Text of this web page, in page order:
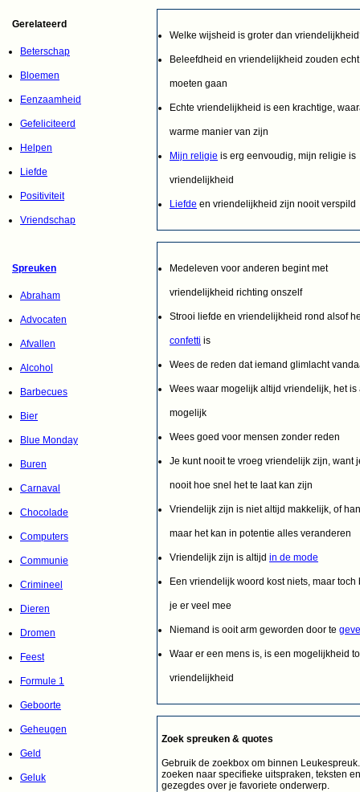
Gerelateerd
Beterschap
Bloemen
Eenzaamheid
Gefeliciteerd
Helpen
Liefde
Positiviteit
Vriendschap
Spreuken
Abraham
Advocaten
Afvallen
Alcohol
Barbecues
Bier
Blue Monday
Buren
Carnaval
Chocolade
Computers
Communie
Crimineel
Dieren
Dromen
Feest
Formule 1
Geboorte
Geheugen
Geld
Geluk
Welke wijsheid is groter dan
Beleefdheid en vriendelijkheid zouden
moeten gaan
Echte vriendelijkheid is een krachtige,
warme manier van zijn
Mijn religie is erg eenvoudig, mijn religie is
vriendelijkheid
Liefde en vriendelijkheid zijn nooit verspild
Medeleven voor anderen begint met
vriendelijkheid richting onszelf
Strooi liefde en vriendelijkheid rond alsof
confetti is
Wees de reden dat iemand glimlacht
Wees waar mogelijk altijd vriendelijk, het is
mogelijk
Wees goed voor mensen zonder reden
Je kunt nooit te vroeg vriendelijk zijn, want
nooit hoe snel het te laat kan zijn
Vriendelijk zijn is niet altijd makkelijk, of
maar het kan in potentie alles veranderen
Vriendelijk zijn is altijd in de mode
Een vriendelijk woord kost niets, maar toch
je er veel mee
Niemand is ooit arm geworden door te
Waar er een mens is, is een mogelijkheid
vriendelijkheid
Zoek spreuken & quotes
Gebruik de zoekbox om binnen
zoeken naar specifieke uitspraken, teksten en
gezegdes over je favoriete onderwerp.